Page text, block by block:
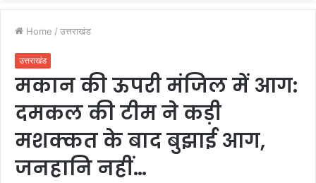
Home / उत्तराखंड
उत्तराखंड
मकान की ऊपरी मंजिल में आग:
दमकल की टीम ने कड़ी
मशक्कत के बाद बुझाई आग,
जनहानि नहीं…